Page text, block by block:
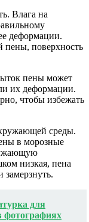
Влага на
деформации.
пены, поверхность
пены может
их деформации.
чтобы избежать
среды.
в морозные
низкая, пена
замерзнуть.
для
фотографиях